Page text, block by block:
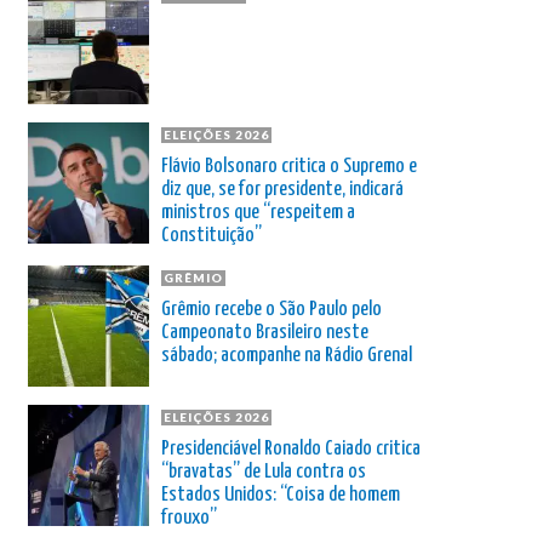
ELEIÇÕES 2026
Flávio Bolsonaro critica o Supremo e
diz que, se for presidente, indicará
ministros que “respeitem a
Constituição”
GRÊMIO
Grêmio recebe o São Paulo pelo
Campeonato Brasileiro neste
sábado; acompanhe na Rádio Grenal
ELEIÇÕES 2026
Presidenciável Ronaldo Caiado critica
“bravatas” de Lula contra os
Estados Unidos: “Coisa de homem
frouxo”